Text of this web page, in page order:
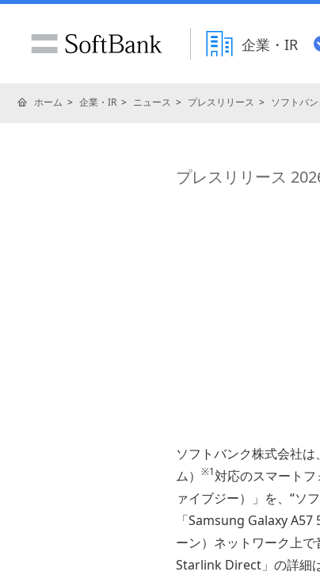
企業・IR
ホーム 企業・IR ニュース プレスリリース ソフトバ
プレスリリース
ソフトバンク株式会社
ム） ※1対応のスマート
ァイブジー）」を、“ソ
「Samsung Galaxy
ーン）ネットワーク上
Starlink Direct」の詳細